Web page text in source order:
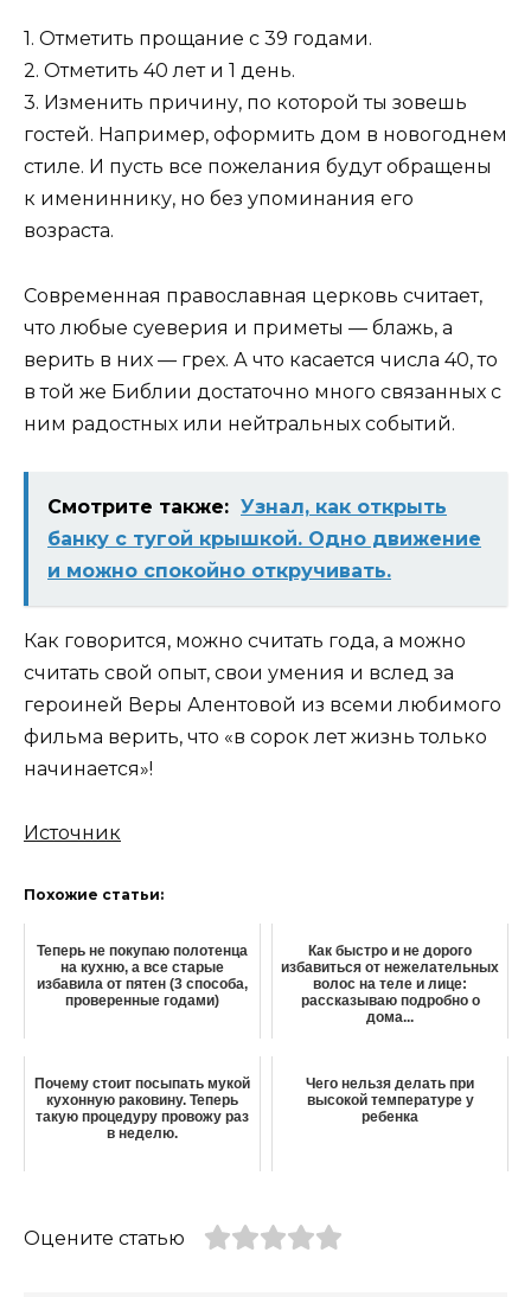
1. Отметить прощание с 39 годами.
2. Отметить 40 лет и 1 день.
3. Изменить причину, по которой ты зовешь
гостей. Например, оформить дом в новогоднем
стиле. И пусть все пожелания будут обращены
к имениннику, но без упоминания его
возраста.
Современная православная церковь считает,
что любые суеверия и приметы — блажь, а
верить в них — грех. А что касается числа 40, то
в той же Библии достаточно много связанных с
ним радостных или нейтральных событий.
Смотрите также: Узнал, как открыть
банку с тугой крышкой. Одно движение
и можно спокойно откручивать.
Как говорится, можно считать года, а можно
считать свой опыт, свои умения и вслед за
героиней Веры Алентовой из всеми любимого
фильма верить, что «в сорок лет жизнь только
начинается»!
Источник
Похожие статьи:
Теперь не покупаю полотенца
на кухню, а все старые
избавила от пятен (3 способа,
проверенные годами)
Как быстро и не дорого
избавиться от нежелательных
волос на теле и лице:
рассказываю подробно о
дома...
Почему стоит посыпать мукой
кухонную раковину. Теперь
такую процедуру провожу раз
в неделю.
Чего нельзя делать при
высокой температуре у
ребенка
Оцените статью